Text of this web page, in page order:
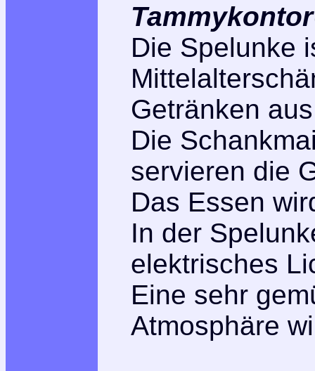
Die Spelunke
Getränken
Die
servieren die
Das Essen
In der
elektrisches
Eine sehr
Atmosphäre